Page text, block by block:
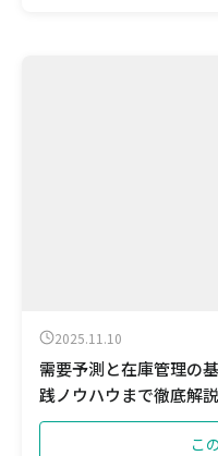
2025.11.10
需要予測と在庫管理の
践ノウハウまで徹底解説
こ